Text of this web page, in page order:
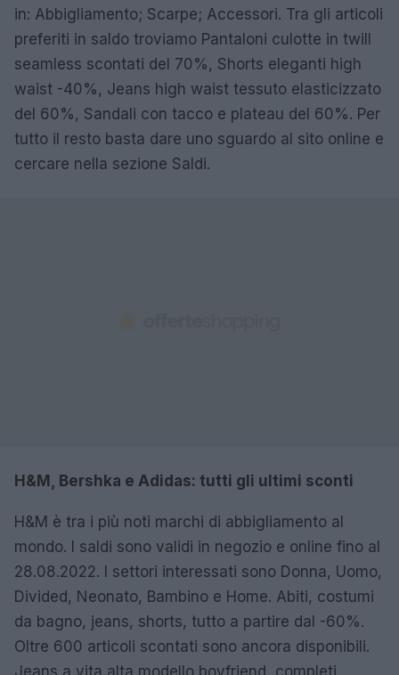
in: Abbigliamento; Scarpe; Accessori. Tra gli articoli
preferiti in saldo troviamo Pantaloni culotte in twill
seamless scontati del 70%, Shorts eleganti high
waist -40%, Jeans high waist tessuto elasticizzato
del 60%, Sandali con tacco e plateau del 60%. Per
tutto il resto basta dare uno sguardo al sito online e
cercare nella sezione Saldi.
H&M, Bershka e Adidas: tutti gli ultimi sconti
H&M è tra i più noti marchi di abbigliamento al
mondo. I saldi sono validi in negozio e online fino al
28.08.2022. I settori interessati sono Donna, Uomo,
Divided, Neonato, Bambino e Home. Abiti, costumi
da bagno, jeans, shorts, tutto a partire dal -60%.
Oltre 600 articoli scontati sono ancora disponibili.